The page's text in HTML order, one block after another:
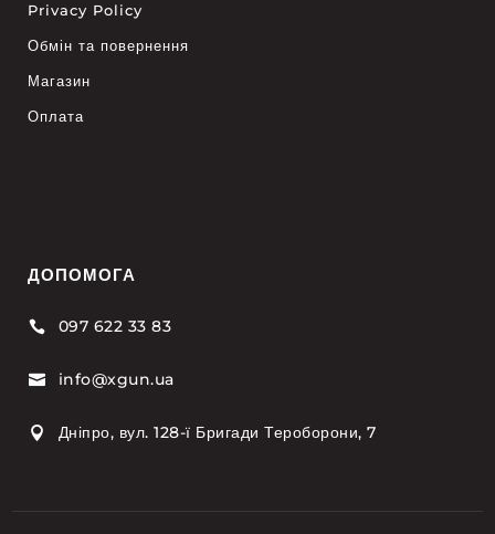
Privacy Policy
Обмін та повернення
Магазин
Оплата
ДОПОМОГА
 097 622 33 83
 info@xgun.ua
 Дніпро, вул. 128-ї Бригади Тероборони, 7